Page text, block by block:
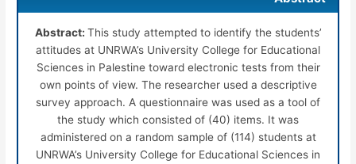
Abstract: This study attempted to identify the students’
attitudes at UNRWA’s University College for Educational
Sciences in Palestine toward electronic tests from their
own points of view. The researcher used a descriptive
survey approach. A questionnaire was used as a tool of
the study which consisted of (40) items. It was
administered on a random sample of (114) students at
UNRWA’s University College for Educational Sciences in